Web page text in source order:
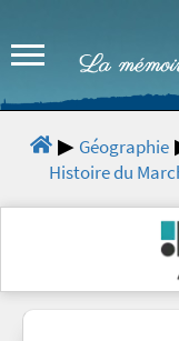
Géographie
Histoire du